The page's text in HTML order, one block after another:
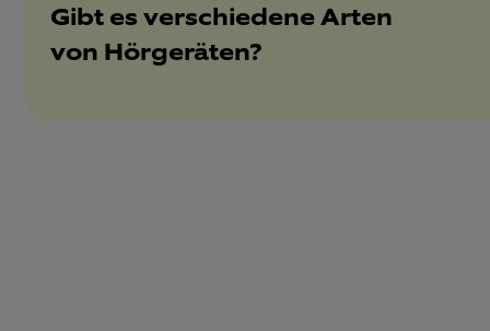
Gibt es verschiedene Arten
von Hörgeräten?